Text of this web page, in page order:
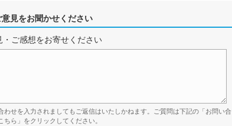
見をお聞かせください
・ご感想をお寄せください
わせを入力されましてもご返信はいたしかねます。ご質問は下記の「お問い合
ちら」をクリックしてください。